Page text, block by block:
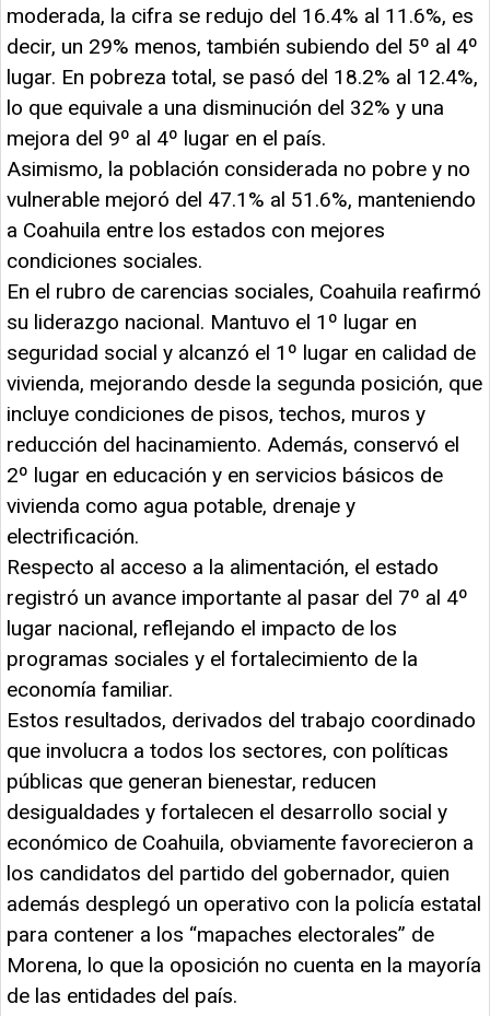
moderada, la cifra se redujo del 16.4% al 11.6%, es
decir, un 29% menos, también subiendo del 5º al 4º
lugar. En pobreza total, se pasó del 18.2% al 12.4%,
lo que equivale a una disminución del 32% y una
mejora del 9º al 4º lugar en el país.
Asimismo, la población considerada no pobre y no
vulnerable mejoró del 47.1% al 51.6%, manteniendo
a Coahuila entre los estados con mejores
condiciones sociales.
En el rubro de carencias sociales, Coahuila reafirmó
su liderazgo nacional. Mantuvo el 1º lugar en
seguridad social y alcanzó el 1º lugar en calidad de
vivienda, mejorando desde la segunda posición, que
incluye condiciones de pisos, techos, muros y
reducción del hacinamiento. Además, conservó el
2º lugar en educación y en servicios básicos de
vivienda como agua potable, drenaje y
electrificación.
Respecto al acceso a la alimentación, el estado
registró un avance importante al pasar del 7º al 4º
lugar nacional, reflejando el impacto de los
programas sociales y el fortalecimiento de la
economía familiar.
Estos resultados, derivados del trabajo coordinado
que involucra a todos los sectores, con políticas
públicas que generan bienestar, reducen
desigualdades y fortalecen el desarrollo social y
económico de Coahuila, obviamente favorecieron a
los candidatos del partido del gobernador, quien
además desplegó un operativo con la policía estatal
para contener a los “mapaches electorales” de
Morena, lo que la oposición no cuenta en la mayoría
de las entidades del país.